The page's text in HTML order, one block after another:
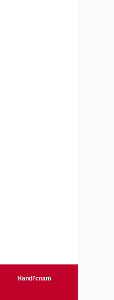
Handi'cnam